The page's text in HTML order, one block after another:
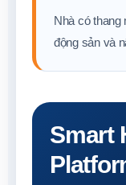
Nhà có thang
động sản và
Smart